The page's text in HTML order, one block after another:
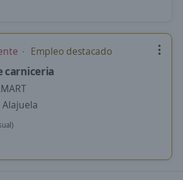
Empleo destacado
carniceria
Alajuela